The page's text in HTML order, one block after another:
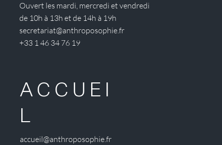
Ouvert les mardi, mercredi et vendredi
de 10h à 13h et de 14h à 19h
secretariat@anthroposophie.fr
+33 1 46 34 76 19
ACCUEI
L
accueil@anthroposophie.fr